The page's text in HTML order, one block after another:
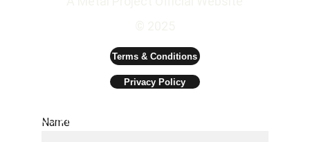
Terms & Conditions
Privacy Policy
Name
CONTACT US